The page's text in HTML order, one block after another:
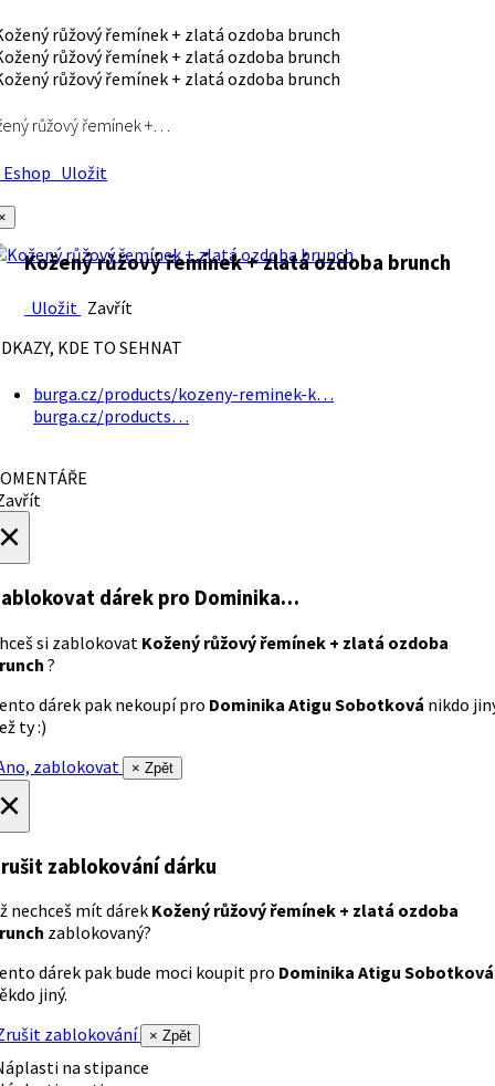
růžový řemínek +…
Uložit
Kožený růžový řemínek + zlatá ozdoba brunch
Uložit Zavřít
KDE TO SEHNAT
burga.cz/products/kozeny-reminek-k…
burga.cz/products…
dárek pro Dominika…
si zablokovat Kožený růžový řemínek + zlatá ozdoba
?
dárek pak nekoupí pro Dominika Atigu Sobotková nikdo
ty :)
zablokovat
× Zpět
zablokování dárku
nechceš mít dárek Kožený růžový řemínek + zlatá ozdoba
zablokovaný?
dárek pak bude moci koupit pro Dominika Atigu Sobotková
jiný.
zablokování
× Zpět